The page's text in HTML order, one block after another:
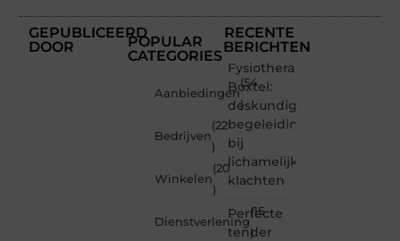
GEPUBLICEERD
DOOR
POPULAR
CATEGORIES
Aanbiedingen
(54
)
Bedrijven
(22
)
Winkelen
(20
)
Dienstverlening
(15
)
RECENTE
BERICHTEN
Fysiotherapie
Boxtel:
deskundige
begeleiding
bij
lichamelijke
klachten
Perfecte
tender